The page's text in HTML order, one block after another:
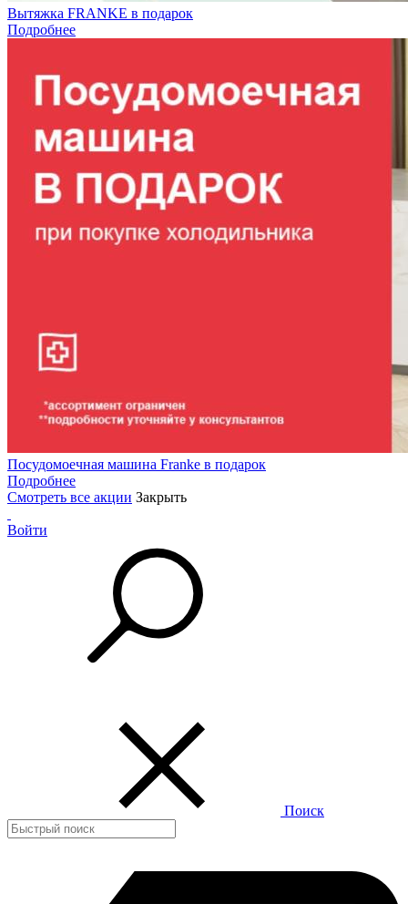
Вытяжка FRANKE в подарок
Подробнее
Посудомоечная машина Franke в подарок
Подробнее
Смотреть все акции Закрыть
Войти
Поиск